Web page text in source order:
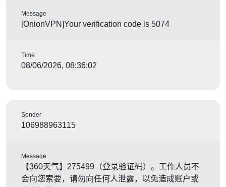
Message
[OnionVPN]Your verification code is 5074
Time
08/06/2026, 08:36:02
Sender
106988963115
Message
【360天气】275499（登录验证码）。工作人员不
会向您索要，请勿向任何人泄露，以免造成账户或